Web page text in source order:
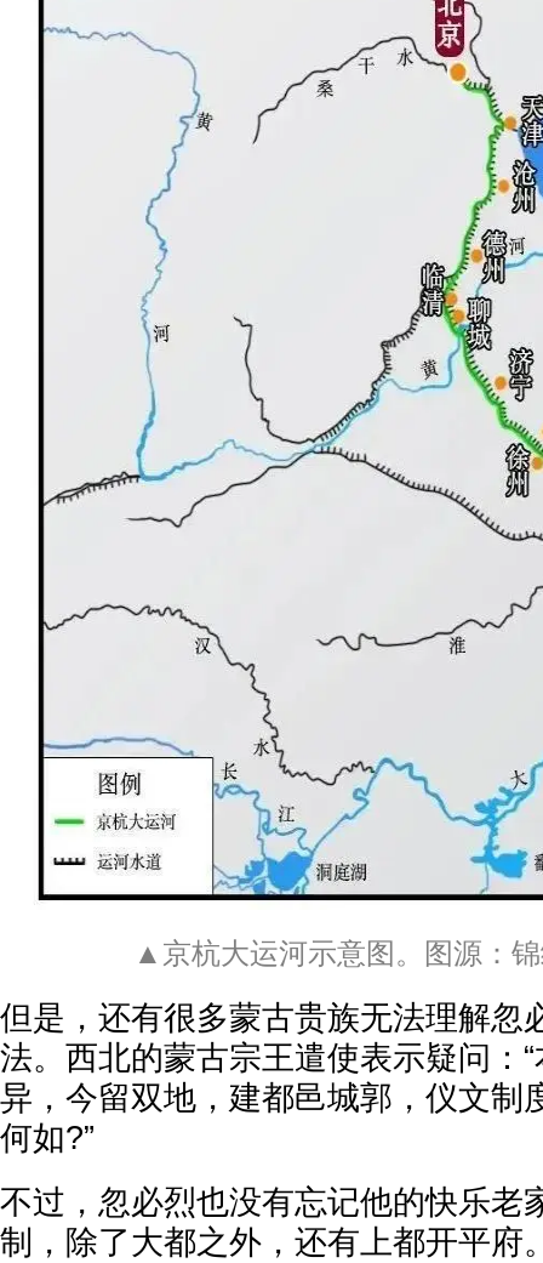
▲京杭大运河示意图。图源：
但是，还有很多蒙古贵族无法理解忽
法。西北的蒙古宗王遣使表示疑问：
异，今留双地，建都邑城郭，仪文制
何如?”
不过，忽必烈也没有忘记他的快乐老
制，除了大都之外，还有上都开平府